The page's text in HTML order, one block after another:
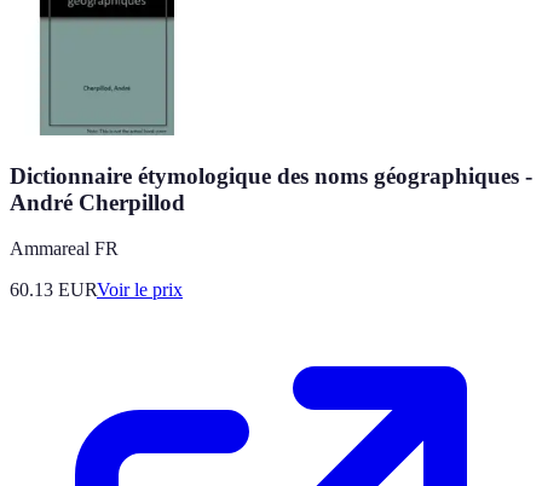
Dictionnaire étymologique des noms géographiques -
André Cherpillod
Ammareal FR
60.13 EURVoir le prix